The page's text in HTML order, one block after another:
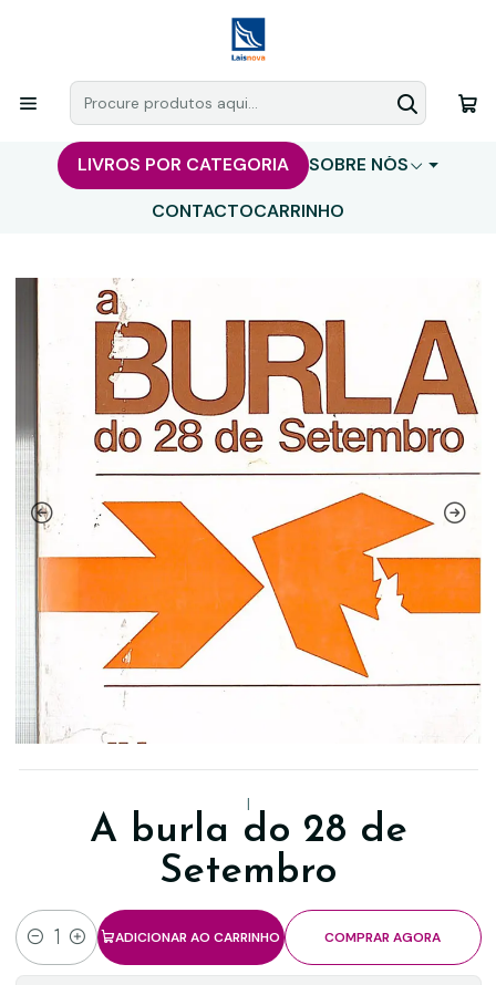
LIVROS POR CATEGORIA
SOBRE NÓS
CONTACTOCARRINHO
|
A burla do 28 de
Setembro
Quantidade
ADICIONAR AO CARRINHO COMPRAR AGORA